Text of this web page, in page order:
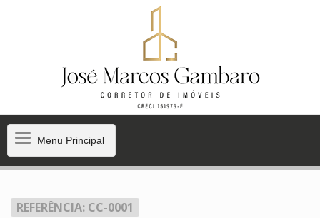
MenuMenu Principal
REFERÊNCIA: CC-0001